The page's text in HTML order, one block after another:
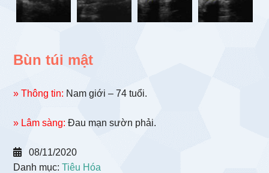
Bùn túi mật
» Thông tin: Nam giới – 74 tuổi.
» Lâm sàng: Đau mạn sườn phải.
08/11/2020
Danh mục:Tiêu Hóa